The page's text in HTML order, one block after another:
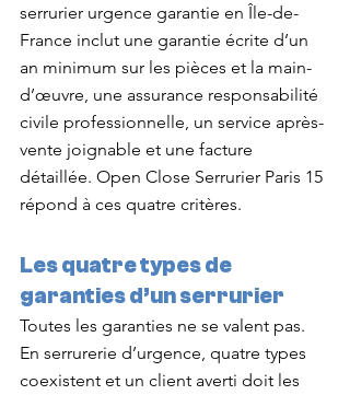
serrurier urgence garantie en Île-de-
France inclut une garantie écrite d’un
an minimum sur les pièces et la main-
d’œuvre, une assurance responsabilité
civile professionnelle, un service après-
vente joignable et une facture
détaillée. Open Close Serrurier Paris 15
répond à ces quatre critères.
Les quatre types de
garanties d’un serrurier
Toutes les garanties ne se valent pas.
En serrurerie d’urgence, quatre types
coexistent et un client averti doit les